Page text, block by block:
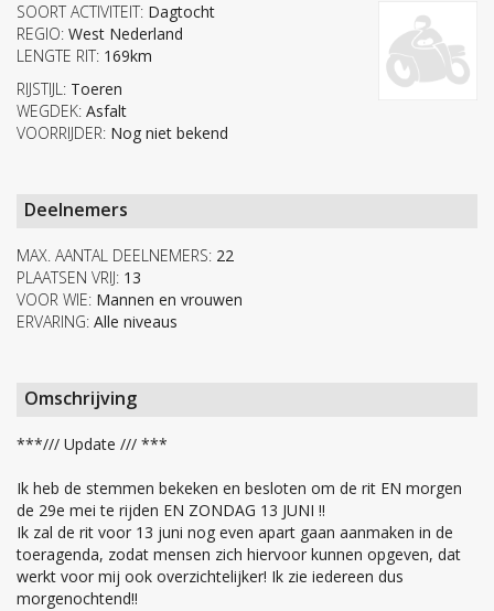
SOORT ACTIVITEIT: Dagtocht
REGIO: West Nederland
LENGTE RIT: 169km
RIJSTIJL: Toeren
WEGDEK: Asfalt
VOORRIJDER: Nog niet bekend
Deelnemers
MAX. AANTAL DEELNEMERS: 22
PLAATSEN VRIJ: 13
VOOR WIE: Mannen en vrouwen
ERVARING: Alle niveaus
Omschrijving
***/// Update /// ***
Ik heb de stemmen bekeken en besloten om de rit EN morgen
de 29e mei te rijden EN ZONDAG 13 JUNI !!
Ik zal de rit voor 13 juni nog even apart gaan aanmaken in de
toeragenda, zodat mensen zich hiervoor kunnen opgeven, dat
werkt voor mij ook overzichtelijker! Ik zie iedereen dus
morgenochtend!!